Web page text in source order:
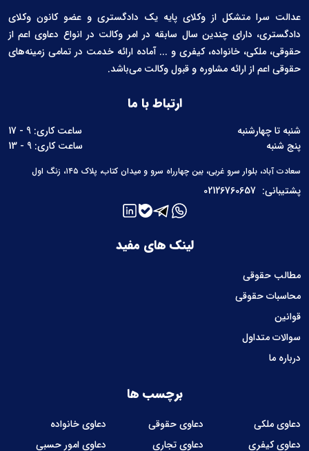
عدالت سرا متشکل از وکلای پایه یک دادگستری و عضو کانون وکلای
دادگستری، دارای چندین سال سابقه در امر وکالت در انواع دعاوی اعم از
حقوقی، ملکی، خانواده، کیفری و ... آماده ارائه خدمت در تمامی زمینه‌های
حقوقی اعم از ارائه مشاوره و قبول وکالت می‌باشد.
لینک های مفید
مطالب حقوقی
محاسبات حقوقی
قوانین
سوالات متداول
درباره ما
برچسب ها
دعاوی ملکی دعاوی حقوقی
دعاوی خانواده
دعاوی کیفری
دعاوی تجاری دعاوی امور حسبی
ارتباط با ما
شنبه تا چهارشنبه
ساعت کاری: 9 - 17
پنج شنبه
ساعت کاری: 9 - 13
سعادت آباد، بلوار سرو غربی، بین چهارراه سرو و میدان کتاب، پلاک ۱۴۵، زنگ اول
پشتیبانی: 02126760657